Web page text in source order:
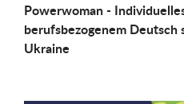
Powerwoman -
berufsbezogenem Deutsch
Ukraine